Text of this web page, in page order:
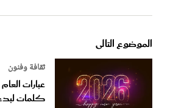
الموضوع التالى
ثقافة وفنون
كلمات